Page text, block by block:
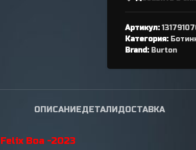
Петухи
Артикул:
Категория:
Brand: Burton
ОПИСАНИЕДЕТАЛИДОСТАВКА
Boa -2023